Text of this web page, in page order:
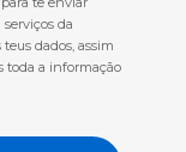
da
dados, assim
toda a informação